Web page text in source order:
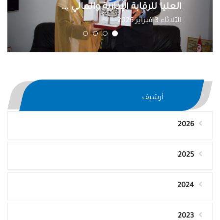
العليا للرقابة الإدارية والمالي ...
الثلاثاء 3 فبراير 2026
أرشيف
2026
2025
2024
2023